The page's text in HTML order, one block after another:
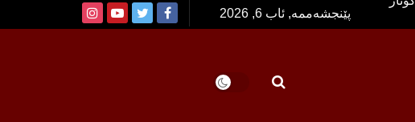
پێنجشەممە, ئاب 6, 2026